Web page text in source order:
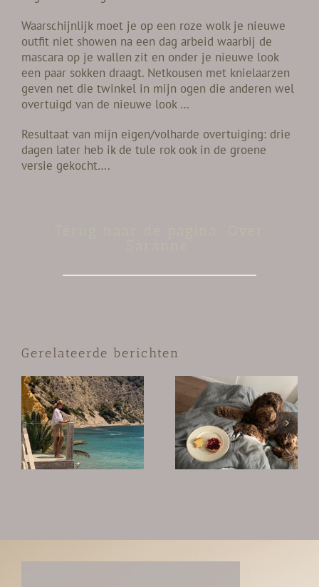
Waarschijnlijk moet je op een roze wolk je nieuwe
outfit niet showen na een dag arbeid waarbij de
mascara op je wallen zit en onder je nieuwe look
een paar sokken draagt. Netkousen met knielaarzen
geven net die twinkel in mijn ogen die anderen wel
overtuigd van de nieuwe look …
Resultaat van mijn eigen/volharde overtuiging: drie
dagen later heb ik de tule rok ook in de groene
versie gekocht….
Gerelateerde berichten
In de lift
Onbezorgd
retour